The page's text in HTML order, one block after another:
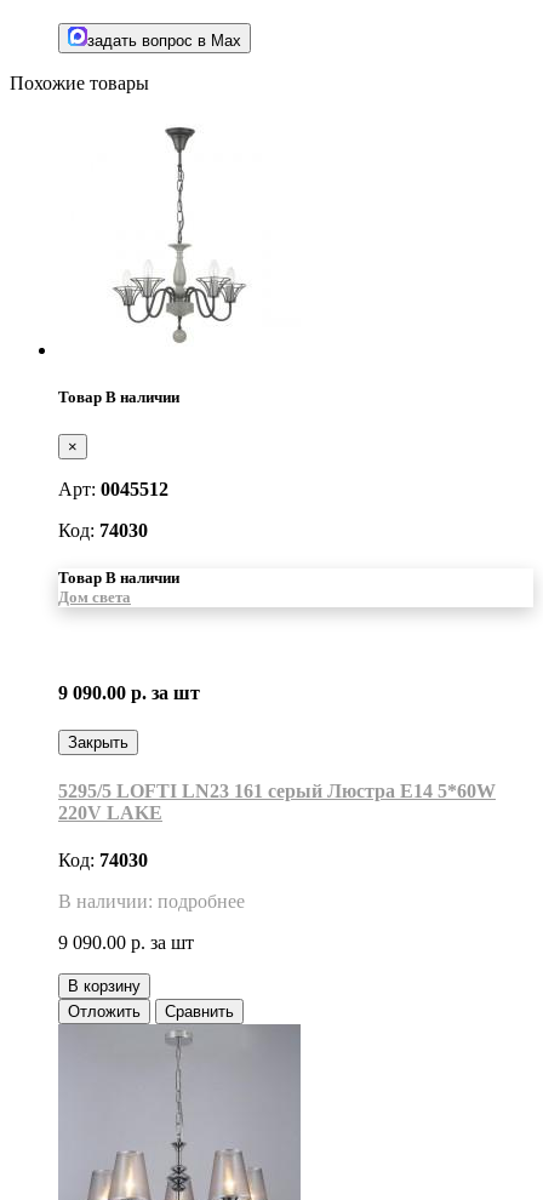
задать вопрос в Max
Похожие товары
Товар В наличии
×
Арт: 0045512
Код: 74030
Товар В наличии
Дом света
9 090.00 р. за шт
Закрыть
5295/5 LOFTI LN23 161 серый Люстра E14 5*60W
220V LAKE
Код: 74030
В наличии: подробнее
9 090.00 р. за шт
В корзину
Отложить
Сравнить